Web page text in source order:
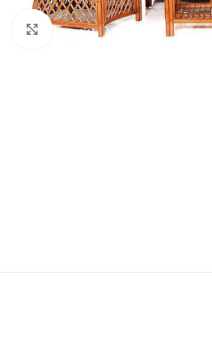
Нажмите, чтобы увеличить